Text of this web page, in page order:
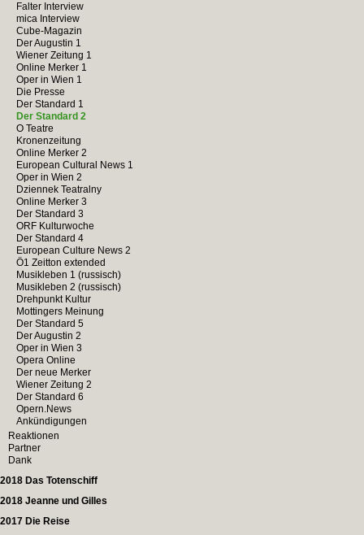
Falter Interview
mica Interview
Cube-Magazin
Der Augustin 1
Wiener Zeitung 1
Online Merker 1
Oper in Wien 1
Die Presse
Der Standard 1
Der Standard 2
O Teatre
Kronenzeitung
Online Merker 2
European Cultural News 1
Oper in Wien 2
Dziennek Teatralny
Online Merker 3
Der Standard 3
ORF Kulturwoche
Der Standard 4
European Culture News 2
Ö1 Zeitton extended
Musikleben 1 (russisch)
Musikleben 2 (russisch)
Drehpunkt Kultur
Mottingers Meinung
Der Standard 5
Der Augustin 2
Oper in Wien 3
Opera Online
Der neue Merker
Wiener Zeitung 2
Der Standard 6
Opern.News
Ankündigungen
Reaktionen
Partner
Dank
2018 Das Totenschiff
2018 Jeanne und Gilles
2017 Die Reise